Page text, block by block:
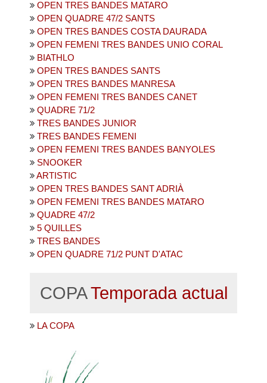
OPEN TRES BANDES MATARO
OPEN QUADRE 47/2 SANTS
OPEN TRES BANDES COSTA DAURADA
OPEN FEMENI TRES BANDES UNIO CORAL
BIATHLO
OPEN TRES BANDES SANTS
OPEN TRES BANDES MANRESA
OPEN FEMENI TRES BANDES CANET
QUADRE 71/2
TRES BANDES JUNIOR
TRES BANDES FEMENI
OPEN FEMENI TRES BANDES BANYOLES
SNOOKER
ARTISTIC
OPEN TRES BANDES SANT ADRIÀ
OPEN FEMENI TRES BANDES MATARO
QUADRE 47/2
5 QUILLES
TRES BANDES
OPEN QUADRE 71/2 PUNT D'ATAC
COPATemporada actual
LA COPA